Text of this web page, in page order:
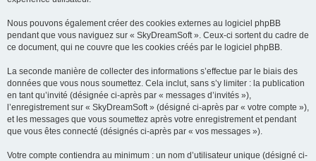
Nous pouvons également créer des cookies externes au logiciel phpBB
pendant que vous naviguez sur « SkyDreamSoft ». Ceux-ci sortent du cadre de
ce document, qui ne couvre que les cookies créés par le logiciel phpBB.
La seconde manière de collecter des informations s’effectue par le biais des
données que vous nous soumettez. Cela inclut, sans s’y limiter : la publication
en tant qu’invité (désignée ci-après par « messages d’invités »),
l’enregistrement sur « SkyDreamSoft » (désigné ci-après par « votre compte »),
et les messages que vous soumettez après votre enregistrement et pendant
que vous êtes connecté (désignés ci-après par « vos messages »).
Votre compte contiendra au minimum : un nom d’utilisateur unique (désigné ci-